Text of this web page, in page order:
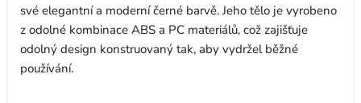
své elegantní a moderní černé barvě. Jeho tělo je vyrobeno
z odolné kombinace ABS a PC materiálů, což zajišťuje
odolný design konstruovaný tak, aby vydržel běžné
používání.